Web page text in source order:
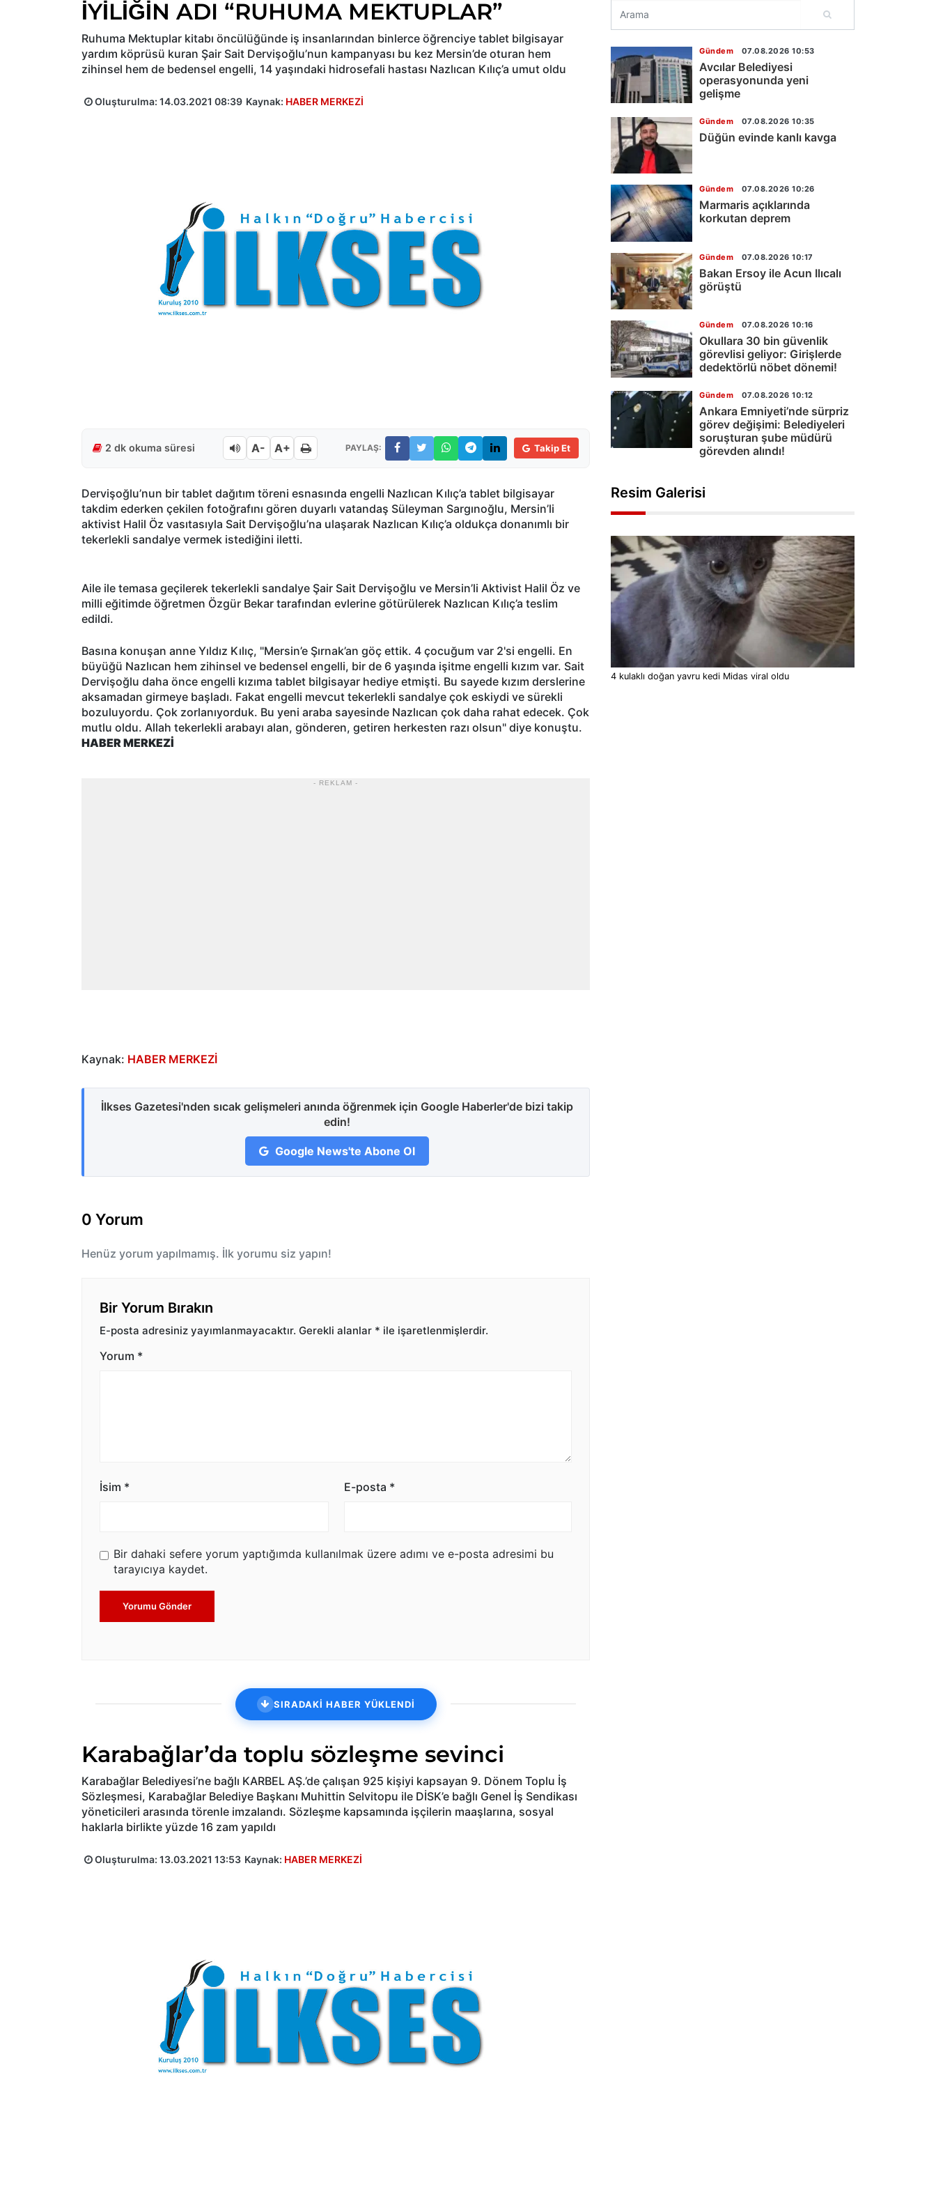
İYİLİĞİN ADI “RUHUMA MEKTUPLAR”
Ruhuma Mektuplar kitabı öncülüğünde iş insanlarından binlerce öğrenciye tablet bilgisayar
yardım köprüsü kuran Şair Sait Dervişoğlu’nun kampanyası bu kez Mersin’de oturan hem
zihinsel hem de bedensel engelli, 14 yaşındaki hidrosefali hastası Nazlıcan Kılıç’a umut oldu
Oluşturulma: 14.03.2021 08:39 Kaynak: HABER MERKEZİ
2 dk okuma süresi A- A+ PAYLAŞ: Takip Et
Dervişoğlu’nun bir tablet dağıtım töreni esnasında engelli Nazlıcan Kılıç’a tablet bilgisayar
takdim ederken çekilen fotoğrafını gören duyarlı vatandaş Süleyman Sargınoğlu, Mersin’li
aktivist Halil Öz vasıtasıyla Sait Dervişoğlu’na ulaşarak Nazlıcan Kılıç’a oldukça donanımlı bir
tekerlekli sandalye vermek istediğini iletti.
Aile ile temasa geçilerek tekerlekli sandalye Şair Sait Dervişoğlu ve Mersin’li Aktivist Halil Öz ve
milli eğitimde öğretmen Özgür Bekar tarafından evlerine götürülerek Nazlıcan Kılıç’a teslim
edildi.
Basına konuşan anne Yıldız Kılıç, "Mersin’e Şırnak’an göç ettik. 4 çocuğum var 2'si engelli. En
büyüğü Nazlıcan hem zihinsel ve bedensel engelli, bir de 6 yaşında işitme engelli kızım var. Sait
Dervişoğlu daha önce engelli kızıma tablet bilgisayar hediye etmişti. Bu sayede kızım derslerine
aksamadan girmeye başladı. Fakat engelli mevcut tekerlekli sandalye çok eskiydi ve sürekli
bozuluyordu. Çok zorlanıyorduk. Bu yeni araba sayesinde Nazlıcan çok daha rahat edecek. Çok
mutlu oldu. Allah tekerlekli arabayı alan, gönderen, getiren herkesten razı olsun" diye konuştu.
HABER MERKEZİ
- REKLAM -
Kaynak: HABER MERKEZİ
İlkses Gazetesi'nden sıcak gelişmeleri anında öğrenmek için Google Haberler'de bizi takip
edin!
Google News'te Abone Ol
0 Yorum
Henüz yorum yapılmamış. İlk yorumu siz yapın!
Bir Yorum Bırakın
E-posta adresiniz yayımlanmayacaktır. Gerekli alanlar * ile işaretlenmişlerdir.
Yorum *
İsim * E-posta *
Bir dahaki sefere yorum yaptığımda kullanılmak üzere adımı ve e-posta adresimi bu
tarayıcıya kaydet.
Yorumu Gönder
SIRADAKİ HABER YÜKLENDİ
Karabağlar’da toplu sözleşme sevinci
Karabağlar Belediyesi’ne bağlı KARBEL AŞ.’de çalışan 925 kişiyi kapsayan 9. Dönem Toplu İş
Sözleşmesi, Karabağlar Belediye Başkanı Muhittin Selvitopu ile DİSK’e bağlı Genel İş Sendikası
yöneticileri arasında törenle imzalandı. Sözleşme kapsamında işçilerin maaşlarına, sosyal
haklarla birlikte yüzde 16 zam yapıldı
Oluşturulma: 13.03.2021 13:53 Kaynak: HABER MERKEZİ
Gündem 07.08.2026 10:53
Avcılar Belediyesi
operasyonunda yeni
gelişme
Gündem 07.08.2026 10:35
Düğün evinde kanlı kavga
Gündem 07.08.2026 10:26
Marmaris açıklarında
korkutan deprem
Gündem 07.08.2026 10:17
Bakan Ersoy ile Acun Ilıcalı
görüştü
Gündem 07.08.2026 10:16
Okullara 30 bin güvenlik
görevlisi geliyor: Girişlerde
dedektörlü nöbet dönemi!
Gündem 07.08.2026 10:12
Ankara Emniyeti’nde sürpriz
görev değişimi: Belediyeleri
soruşturan şube müdürü
görevden alındı!
Resim Galerisi
4 kulaklı doğan yavru kedi Midas viral oldu